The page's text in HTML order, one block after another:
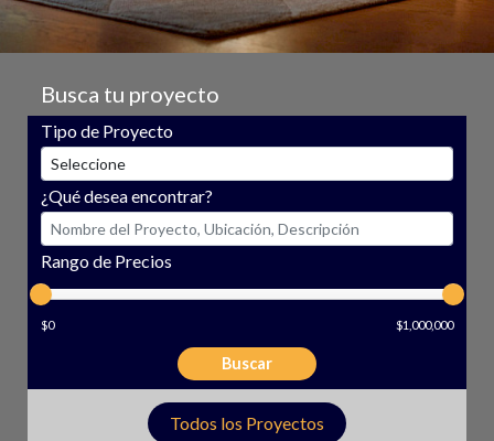
Busca tu proyecto
Tipo de Proyecto
¿Qué desea encontrar?
Rango de Precios
$0 $1,000,000
Buscar
Todos los Proyectos